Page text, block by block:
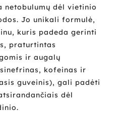
netobulumų dėl vietinio
Jo unikali formulė,
kuris padeda gerinti
praturtintas
ir augalų
kofeinas ir
guveinis), gali padėti
dėl